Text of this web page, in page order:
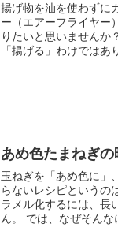
揚げ物を油を使わずに
ー（エアーフライヤー
りたいと思いませんか
「揚げる」わけではあ
あめ色たまねぎ
玉ねぎを「あめ色に」
らないレシピというの
ラメル化するには、長
ん。 では、なぜそんな